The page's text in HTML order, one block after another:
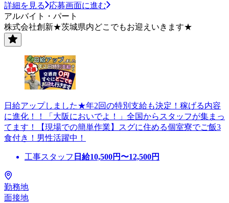
詳細を見る
応募画面に進む
アルバイト・パート
株式会社創新★茨城県内どこでもお迎えいきます★
日給アップしました★年2回の特別支給も決定！稼げる内容
に進化！！「大阪においでよ！」全国からスタッフが集まっ
てます！【現場での簡単作業】スグに住める個室寮でご飯3
食付き！男性活躍中！
工事スタッフ 日給10,500円〜12,500円
勤務地
面接地